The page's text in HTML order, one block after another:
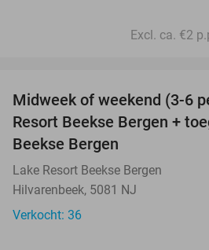
Excl. ca. €2
Midweek of weekend (3-6
Resort Beekse Bergen +
Beekse Bergen
Lake Resort Beekse Bergen
Hilvarenbeek, 5081 NJ
Verkocht: 36